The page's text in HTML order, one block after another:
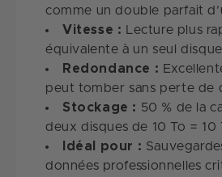
comme un double parfait
Vitesse : Lecture plus
équivalente à un seul
Redondance :
peut tomber sans perte de
Stockage : 50 % de la
deux disques de 10 To = 10
Idéal pour :
données professionnelles